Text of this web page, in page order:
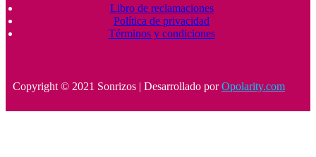
Libro de reclamaciones
Política de privacidad
Términos y condiciones
Copyright © 2021 Sonrizos | Desarrollado porOpolarity.com